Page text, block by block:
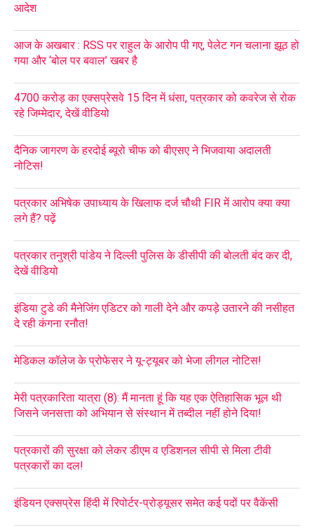
आदेश
आज के अखबार : RSS पर राहुल के आरोप पी गए, पेलेट गन चलाना झूठ हो
गया और ‘बोल पर बवाल’ खबर है
4700 करोड़ का एक्सप्रेसवे 15 दिन में धंसा, पत्रकार को कवरेज से रोक
रहे जिम्मेदार, देखें वीडियो
दैनिक जागरण के हरदोई ब्यूरो चीफ को बीएसए ने भिजवाया अदालती
नोटिस!
पत्रकार अभिषेक उपाध्याय के खिलाफ दर्ज चौथी FIR में आरोप क्या क्या
लगे हैं? पढ़ें
पत्रकार तनुश्री पांडेय ने दिल्ली पुलिस के डीसीपी की बोलती बंद कर दी,
देखें वीडियो
इंडिया टुडे की मैनेजिंग एडिटर को गाली देने और कपड़े उतारने की नसीहत
दे रही कंगना रनौत!
मेडिकल कॉलेज के प्रोफेसर ने यू-ट्यूबर को भेजा लीगल नोटिस!
मेरी पत्रकारिता यात्रा (8): मैं मानता हूं कि यह एक ऐतिहासिक भूल थी
जिसने जनसत्ता को अभियान से संस्थान में तब्दील नहीं होने दिया!
पत्रकारों की सुरक्षा को लेकर डीएम व एडिशनल सीपी से मिला टीवी
पत्रकारों का दल!
इंडियन एक्सप्रेस हिंदी में रिपोर्टर-प्रोड्यूसर समेत कई पदों पर वैकेंसी